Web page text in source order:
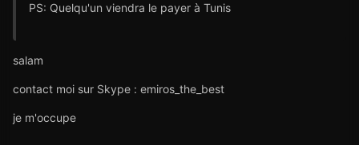
PS: Quelqu'un viendra le payer à Tunis
salam
contact moi sur Skype : emiros_the_best
je m'occupe